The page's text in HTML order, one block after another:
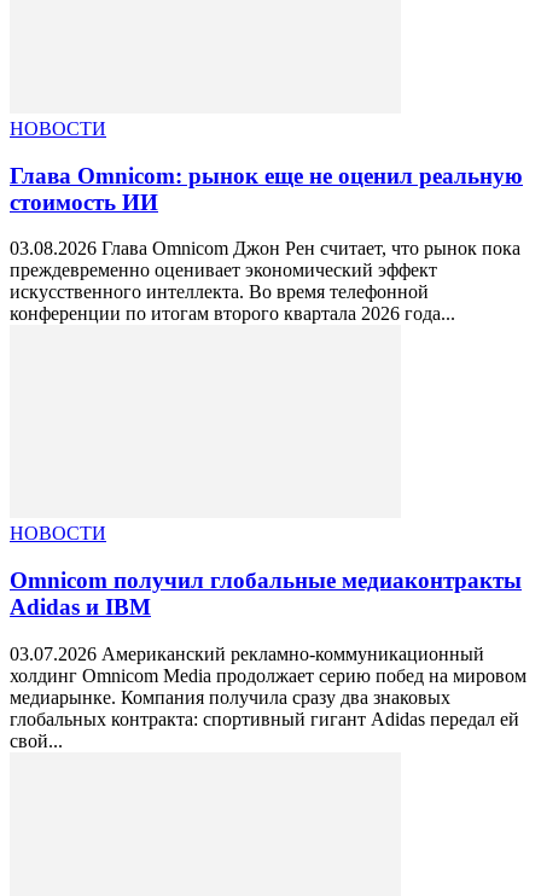
НОВОСТИ
Глава Omnicom: рынок еще не оценил реальную
стоимость ИИ
03.08.2026 Глава Omnicom Джон Рен считает, что рынок пока
преждевременно оценивает экономический эффект
искусственного интеллекта. Во время телефонной
конференции по итогам второго квартала 2026 года...
НОВОСТИ
Omnicom получил глобальные медиаконтракты
Adidas и IBM
03.07.2026 Американский рекламно-коммуникационный
холдинг Omnicom Media продолжает серию побед на мировом
медиарынке. Компания получила сразу два знаковых
глобальных контракта: спортивный гигант Adidas передал ей
свой...